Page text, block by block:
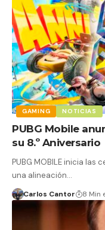
GAMING NOTICIAS
PUBG Mobile
su 8.º Aniversario
PUBG MOBILE inicia las
una alineación…
Carlos Cantor 8 Min